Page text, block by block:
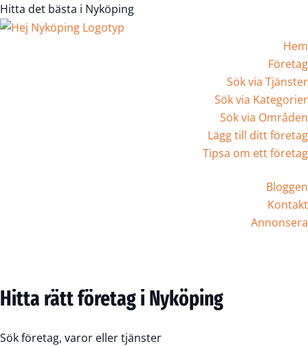
Hitta det bästa i Nyköping
Hem
Företag
Sök via Tjänster
Sök via Kategorier
Sök via Områden
Lägg till ditt företag
Tipsa om ett företag
Bloggen
Kontakt
Annonsera
Hitta rätt företag i Nyköping
Sök företag, varor eller tjänster